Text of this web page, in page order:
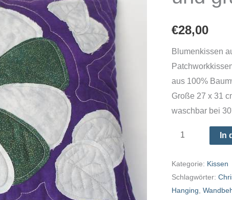
€28,00
Blumenkissen
aus 100%
Große 27 x 31
waschbar bei
Blumen-
II
-
in
In
Kategorie: Kissen
Schlagwörter:
Hanging